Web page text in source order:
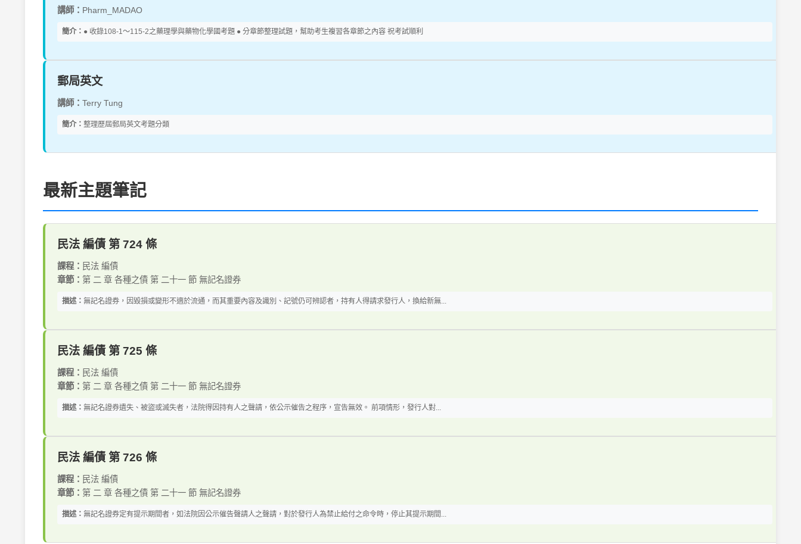
講師： Pharm_MADAO
簡介： ● 收錄108-1～115-2之藥理學與藥物化學國考題 ● 分章節整理試題，幫助考生複習各章節之內容 祝考試順利
郵局英文
講師： Terry Tung
簡介： 整理歷屆郵局英文考題分類
最新主題筆記
民法 編債 第 724 條
課程： 民法 編債
章節： 第 二 章 各種之債 第 二十一 節 無記名證券
描述： 無記名證券，因毀損或變形不適於流通，而其重要內容及識別、記號仍可辨認者，持有人得請求發行人，換給新無...
民法 編債 第 725 條
課程： 民法 編債
章節： 第 二 章 各種之債 第 二十一 節 無記名證券
描述： 無記名證券遺失、被盜或滅失者，法院得因持有人之聲請，依公示催告之程序，宣告無效。 前項情形，發行人對...
民法 編債 第 726 條
課程： 民法 編債
章節： 第 二 章 各種之債 第 二十一 節 無記名證券
描述： 無記名證券定有提示期間者，如法院因公示催告聲請人之聲請，對於發行人為禁止給付之命令時，停止其提示期間...